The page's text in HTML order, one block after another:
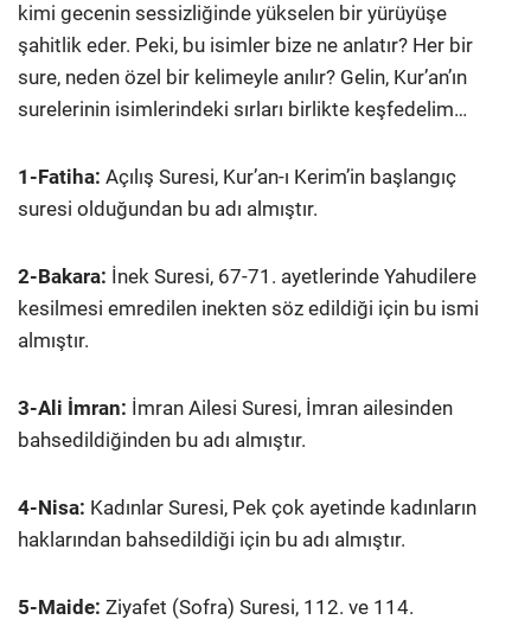
kimi gecenin sessizliğinde yükselen bir yürüyüşe
şahitlik eder. Peki, bu isimler bize ne anlatır? Her bir
sure, neden özel bir kelimeyle anılır? Gelin, Kur’an’ın
surelerinin isimlerindeki sırları birlikte keşfedelim…
1-Fatiha: Açılış Suresi, Kur’an-ı Kerim’in başlangıç
suresi olduğundan bu adı almıştır.
2-Bakara: İnek Suresi, 67-71. ayetlerinde Yahudilere
kesilmesi emredilen inekten söz edildiği için bu ismi
almıştır.
3-Ali İmran: İmran Ailesi Suresi, İmran ailesinden
bahsedildiğinden bu adı almıştır.
4-Nisa: Kadınlar Suresi, Pek çok ayetinde kadınların
haklarından bahsedildiği için bu adı almıştır.
5-Maide: Ziyafet (Sofra) Suresi, 112. ve 114.